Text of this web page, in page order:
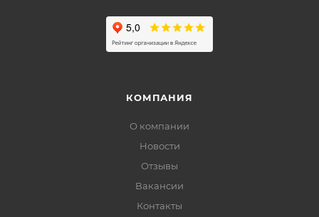
КОМПАНИЯ
О компании
Новости
Отзывы
Вакансии
Контакты